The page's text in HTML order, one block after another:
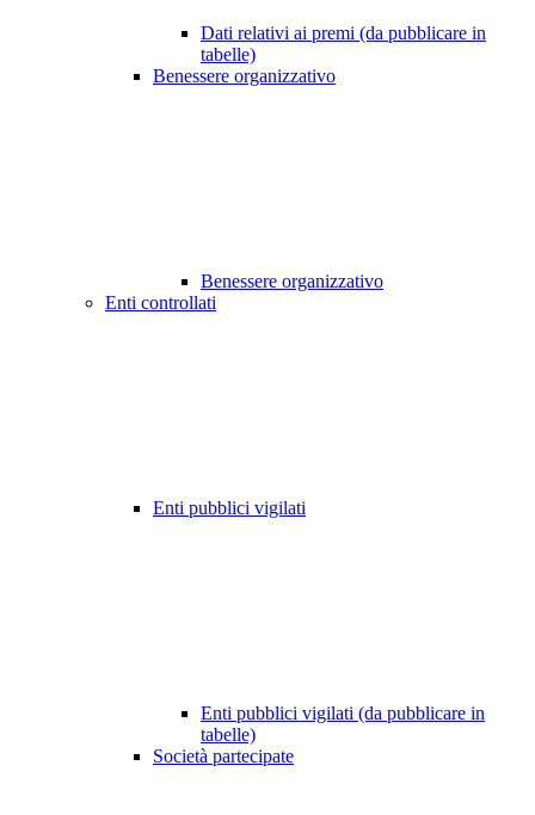
Dati relativi ai premi (da pubblicare in
tabelle)
Benessere organizzativo
Benessere organizzativo
Enti controllati
Enti pubblici vigilati
Enti pubblici vigilati (da pubblicare in
tabelle)
Società partecipate